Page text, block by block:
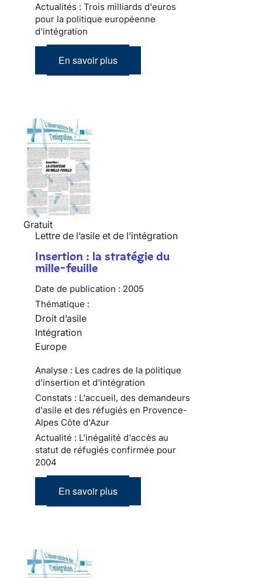
Actualités : Trois milliards d'euros
pour la politique européenne
d'intégration
En savoir plus
Gratuit
Lettre de l’asile et de l’intégration
Insertion : la stratégie du
mille-feuille
Date de publication : 2005
Thématique :
Droit d’asile
Intégration
Europe
Analyse : Les cadres de la politique
d'insertion et d'intégration
Constats : L'accueil, des demandeurs
d'asile et des réfugiés en Provence-
Alpes Côte d'Azur
Actualité : L'inégalité d'accès au
statut de réfugiés confirmée pour
2004
En savoir plus